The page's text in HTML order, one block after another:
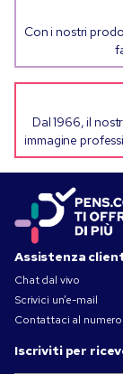
Con i nostri
Dal 1966, il
immagine
Assistenza
Chat dal vivo
Scrivici un’e-mail
Contattaci al numero
Iscriviti per